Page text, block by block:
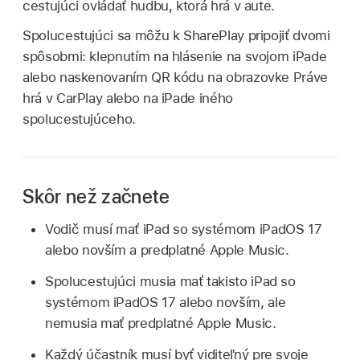
cestujúci ovládať hudbu, ktorá hrá v aute.
Spolucestujúci sa môžu k SharePlay pripojiť dvomi
spôsobmi: klepnutím na hlásenie na svojom iPade
alebo naskenovaním QR kódu na obrazovke Práve
hrá v CarPlay alebo na iPade iného
spolucestujúceho.
Skôr než začnete
Vodič musí mať iPad so systémom iPadOS 17
alebo novším a predplatné Apple Music.
Spolucestujúci musia mať takisto iPad so
systémom iPadOS 17 alebo novším, ale
nemusia mať predplatné Apple Music.
Každý účastník musí byť viditeľný pre svoje